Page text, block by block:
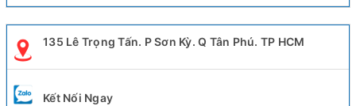
135 Lê Trọng Tấn. P Sơn Kỳ. Q Tân Phú. TP HCM
Kết Nối Ngay